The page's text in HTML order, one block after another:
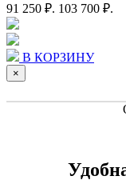
91 250 ₽. 103 700 ₽.
В КОРЗИНУ
×